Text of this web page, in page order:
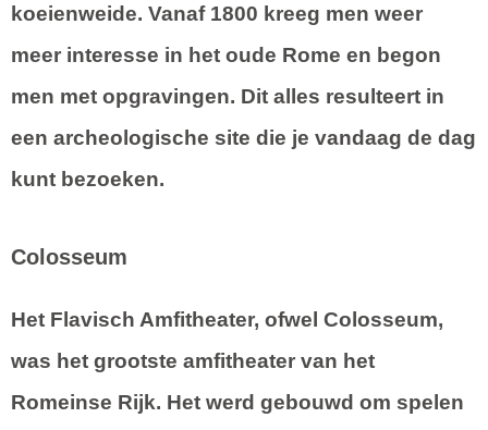
koeienweide. Vanaf 1800 kreeg men weer
meer interesse in het oude Rome en begon
men met opgravingen. Dit alles resulteert in
een archeologische site die je vandaag de dag
kunt bezoeken.
Colosseum
Het Flavisch Amfitheater, ofwel Colosseum,
was het grootste amfitheater van het
Romeinse Rijk. Het werd gebouwd om spelen